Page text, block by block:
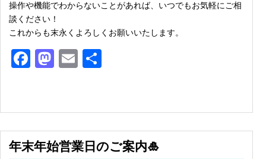
操作や機能でわからないことがあれば、いつでもお気軽にご相
談ください！
これからも末永くよろしくお願いいたします。
Facebook
Mastodon
Email
年末年始営業日のご案内🎍